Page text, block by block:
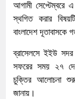
আগামী
স্থগিত করার
বাংলাদেশ দূতাবাসকে
ব্রাসেলসে ইইউ সদর
সফরের সময় ২৭
চুক্তির আলোচনা
জানায়।